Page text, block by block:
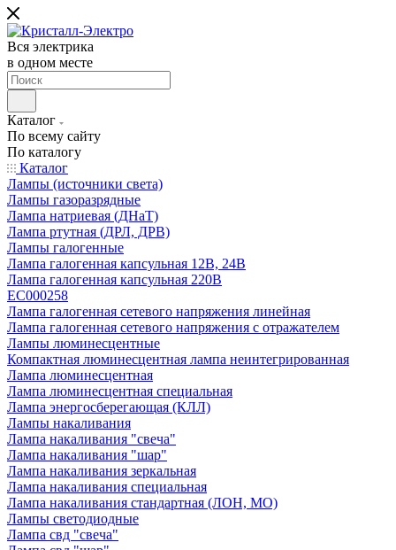
Вся электрика
в одном месте
Каталог
По всему сайту
По каталогу
Каталог
Лампы (источники света)
Лампы газоразрядные
Лампа натриевая (ДНаТ)
Лампа ртутная (ДРЛ, ДРВ)
Лампы галогенные
Лампа галогенная капсульная 12В, 24В
Лампа галогенная капсульная 220В
EC000258
Лампа галогенная сетевого напряжения линейная
Лампа галогенная сетевого напряжения с отражателем
Лампы люминесцентные
Компактная люминесцентная лампа неинтегрированная
Лампа люминесцентная
Лампа люминесцентная специальная
Лампа энергосберегающая (КЛЛ)
Лампы накаливания
Лампа накаливания "свеча"
Лампа накаливания "шар"
Лампа накаливания зеркальная
Лампа накаливания специальная
Лампа накаливания стандартная (ЛОН, МО)
Лампы светодиодные
Лампа свд "свеча"